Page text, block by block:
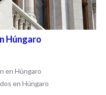
Húngaro
en Húngaro
en Húngaro